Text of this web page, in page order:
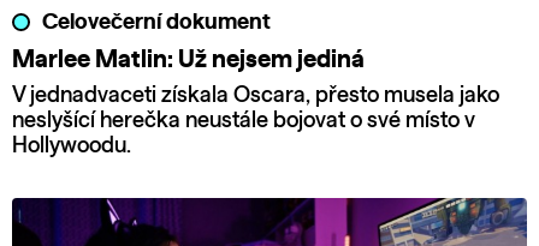
Celovečerní dokument
Marlee Matlin: Už nejsem jediná
V jednadvaceti získala Oscara, přesto musela jako
neslyšící herečka neustále bojovat o své místo v
Hollywoodu.